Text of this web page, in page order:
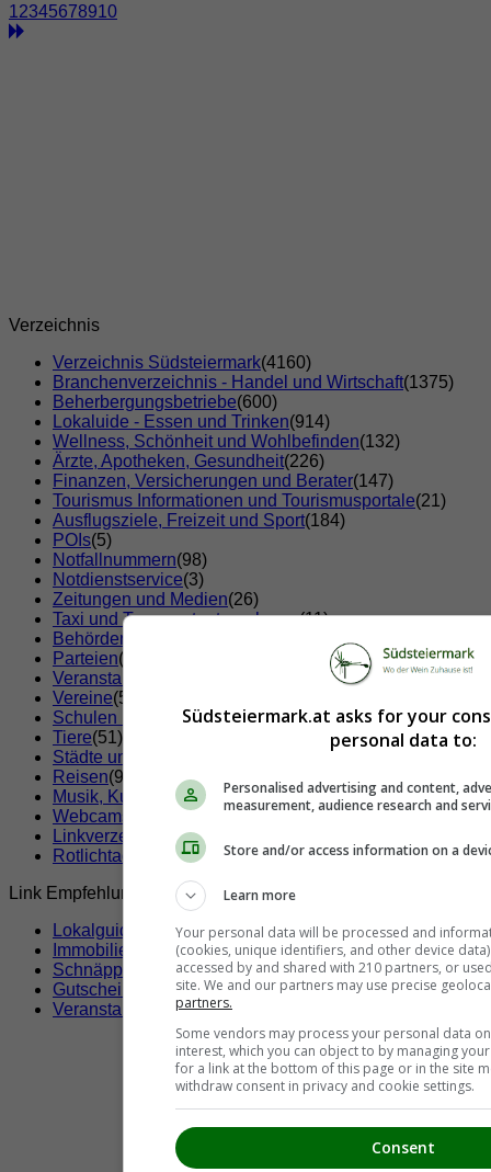
1 2345678910
Verzeichnis
Verzeichnis Südsteiermark(4160)
Branchenverzeichnis - Handel und Wirtschaft(1375)
Beherbergungsbetriebe(600)
Lokaluide - Essen und Trinken(914)
Wellness, Schönheit und Wohlbefinden(132)
Ärzte, Apotheken, Gesundheit(226)
Finanzen, Versicherungen und Berater(147)
Tourismus Informationen und Tourismusportale(21)
Ausflugsziele, Freizeit und Sport(184)
POIs(5)
Notfallnummern(98)
Notdienstservice(3)
Zeitungen und Medien(26)
Taxi und Transportunternehmen(11)
Behörden und Institutionen
Parteien(3)
Veranstaltungsorte
Vereine(52)
Schulen und Bildungseinrichtungen (92)
Tiere(51)
Städte und Gemeinden
Reisen(9)
Musik, Kunst & Kultur
(2)
Webcams
Linkverzeichnisse und Portale
Rotlichtadressen(21)
Link Empfehlungen
Lokalguide
Immobilien
Schnäppchen
Gutscheine & Rabatte
Veranstaltungen
Südsteiermark.at asks for your
personal data to:
Personalised advertising and content,
measurement, audience research and
Store and/or access information on a
Learn more
Your personal data will be processed and
(cookies, unique identifiers, and other device
accessed by and shared with 210 partners, or
site. We and our partners may use precise
partners.
Some vendors may process your personal data
interest, which you can object to by managing
for a link at the bottom of this page or in the site
withdraw consent in privacy and cookie settings.
Consent